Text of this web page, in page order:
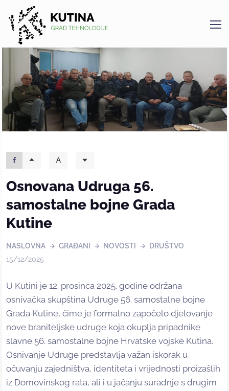
Kutina
Osnovana Udruga 56.
samostalne bojne Grada
Kutine
NASLOVNA GRAĐANI NOVOSTI
DRUŠTVO
15/12/2025
U Kutini je 12. prosinca 2025. godine održana
osnivačka skupština Udruge 56. samostalne bojne
Grada Kutine, čime je formalno započelo djelovanje
nove braniteljske udruge koja okuplja pripadnike
slavne 56. samostalne bojne Hrvatske vojske Kutina.
Osnivanje Udruge predstavlja važan iskorak u
očuvanju zajedništva, identiteta i vrijednosti proizašlih
iz Domovinskog rata, ali i u jačanju suradnje s drugim